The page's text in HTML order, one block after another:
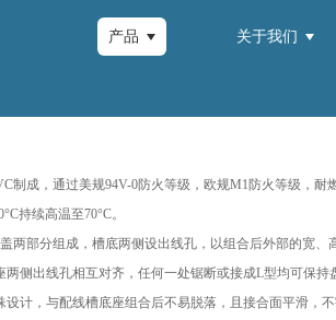
产品 关于我们
制成，通过美规94V-0防火等级，欧规M1防火等级，耐
持续高温至70°C。
两部分组成，槽底两侧设出线孔，以组合后外部的宽、
两侧出线孔相互对齐，任何一处锯断或接成L型均可保持
设计，与配线槽底座组合后不易脱落，且接合面平滑，不